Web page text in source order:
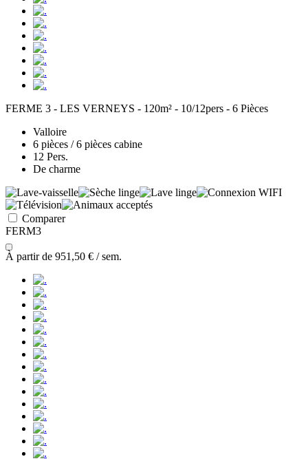
FERME 3 - LES VERNEYS - 120m² - 10/12pers - 6 Pièces
Valloire
6 pièces / 6 pièces cabine
12 Pers.
De charme
Comparer
FERM3
À partir de 951,50 € / sem.